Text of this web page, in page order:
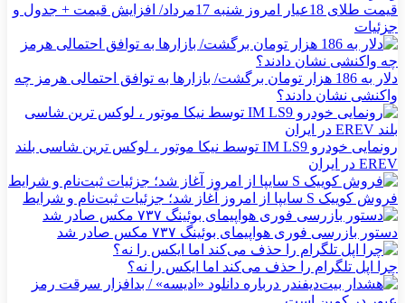
قیمت طلای 18عیار امروز شنبه 17مرداد/ افزایش قیمت + جدول و
جزئیات
دلار به 186 هزار تومان برگشت/ بازارها به توافق احتمالی هرمز چه
واکنشی نشان دادند؟
رونمایی خودرو IM LS9 توسط نیکا موتور ، لوکس ترین شاسی بلند
EREV در ایران
فروش کوییک S سایپا از امروز آغاز شد؛ جزئیات ثبت‌نام و شرایط
دستور بازرسی فوری هواپیمای بوئینگ ۷۳۷ مکس صادر شد
چرا اپل تلگرام را حذف می‌کند اما ایکس را نه؟